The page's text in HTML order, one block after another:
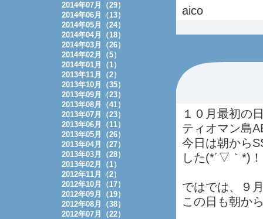
aico
１０月最初の
ティオマン島
今日は朝から
した(*´▽｀*)！
ではでは、９
この日も朝か
2014年07月（29）
2014年06月（13）
2014年05月（24）
2014年04月（18）
2014年03月（26）
2014年02月（5）
2014年01月（1）
2013年11月（2）
2013年10月（35）
2013年09月（23）
2013年08月（41）
2013年07月（23）
2013年06月（11）
2013年05月（26）
2013年04月（27）
2013年03月（28）
2013年02月（1）
2012年11月（2）
2012年10月（17）
2012年09月（19）
2012年08月（38）
2012年07月（22）